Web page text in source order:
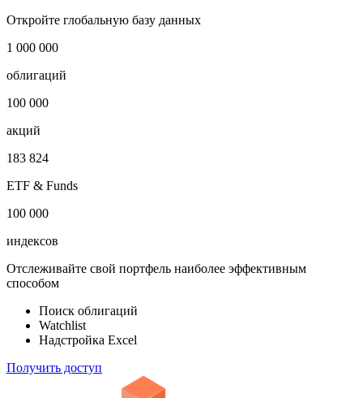
Откройте глобальную базу данных
1 000 000
облигаций
100 000
акций
183 824
ETF & Funds
100 000
индексов
Отслеживайте свой портфель наиболее эффективным
способом
Поиск облигаций
Watchlist
Надстройка Excel
Получить доступ